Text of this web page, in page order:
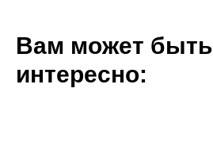
Вам может быть
интересно: